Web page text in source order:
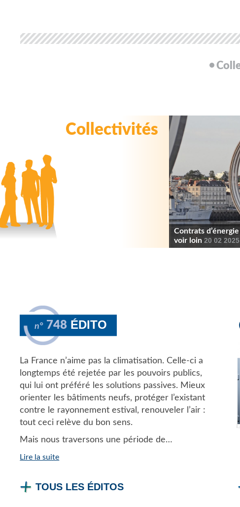
Collectivités
Contrats
voir loin 20 02 2025
n° 748 ÉDITO
La France n’aime pas la climatisation. Celle-ci a
longtemps été rejetée par les pouvoirs publics,
qui lui ont préféré les solutions passives. Mieux
orienter les bâtiments neufs, protéger l’existant
contre le rayonnement estival, renouveler l’air :
tout ceci relève du bon sens.
Mais nous traversons une période de…
Lire la suite
TOUS LES ÉDITOS